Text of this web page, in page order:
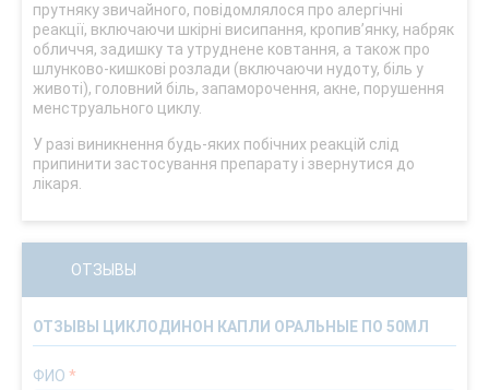
прутняку звичайного, повідомлялося про алергічні
реакції, включаючи шкірні висипання, кропив’янку, набряк
обличчя, задишку та утруднене ковтання, а також про
шлунково-кишкові розлади (включаючи нудоту, біль у
животі), головний біль, запаморочення, акне, порушення
менструального циклу.
У разі виникнення будь-яких побічних реакцій слід
припинити застосування препарату і звернутися до
лікаря.
ОТЗЫВЫ
ОТЗЫВЫ ЦИКЛОДИНОН КАПЛИ ОРАЛЬНЫЕ ПО 50МЛ
ФИО *